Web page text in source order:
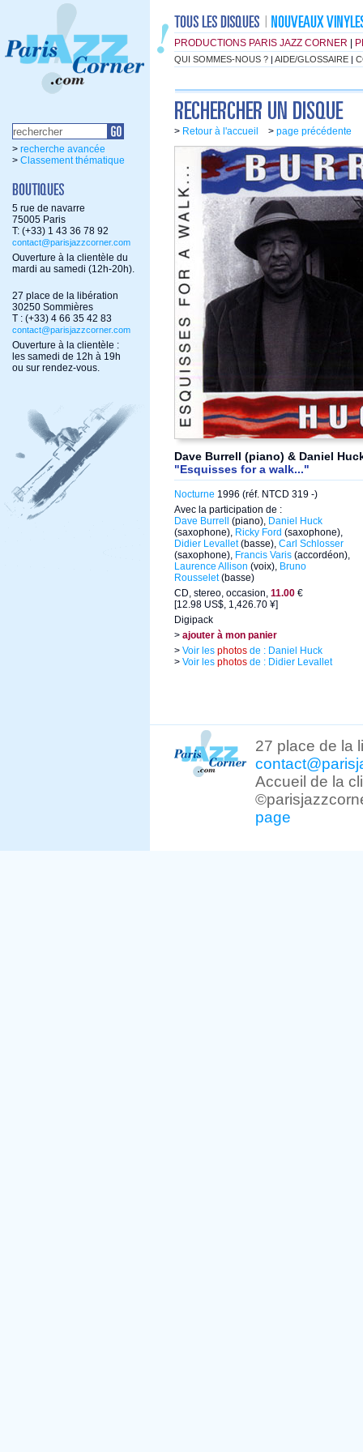
PRODUCTIONS PARIS JAZZ CORNER
QUI SOMMES-NOUS ? | AIDE/GLOSSAIRE |
> recherche avancée
> Classement thématique
5 rue de navarre
75005 Paris
T: (+33) 1 43 36 78 92
contact@parisjazzcorner.com
Ouverture à la clientèle du
mardi au samedi (12h-20h).
27 place de la libération
30250 Sommières
T : (+33) 4 66 35 42 83
contact@parisjazzcorner.com
Ouverture à la clientèle :
les samedi de 12h à 19h
ou sur rendez-vous.
> Retour à l'accueil > page précédente
Dave Burrell (piano) & Daniel
"Esquisses for a walk..."
Nocturne 1996 (réf. NTCD 319 -)
Avec la participation de :
Dave Burrell
(piano), Daniel Huck
(saxophone), Ricky Ford (saxophone),
Didier Levallet(basse), Carl Schlosser
(saxophone), Francis Varis (accordéon),
Laurence Allison (voix), Bruno
Rousselet(basse)
CD, stereo, occasion, 11.00 €
[12.98 US$, 1,426.70 ¥]
Digipack
> ajouter à mon panier
> Voir les photos de : Daniel Huck
> Voir les photos de : Didier Levallet
27 place de la
Accueil de la
page